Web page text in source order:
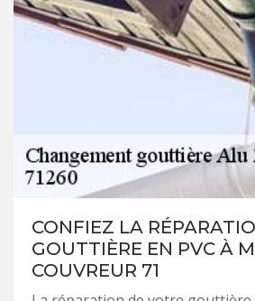
CONFIEZ LA
GOUTTIÈRE EN PVC À
COUVREUR 71